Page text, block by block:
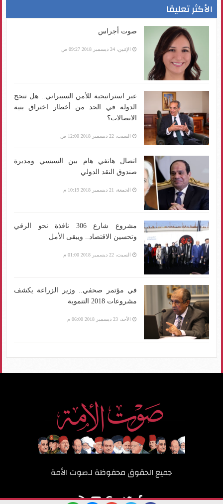
الأكثر تعليقا
صوت أجراس
الإثنين، 24 ديسمبر 2018 09:27 ص
عبر استراتيجية للأمن السيبراني.. هل تنجح
الدولة في الحد من أخطار اختراق بنية
الاتصالات؟
السبت، 22 ديسمبر 2018 12:00 ص
اتصال هاتفي هام بين السيسي ومديرة
صندوق النقد الدولي
الجمعة، 21 ديسمبر 2018 10:19 م
مشروع شارع 306 نافذة نحو الرقي
وتحسين الاقتصاد.. ويبقى الأمل
السبت، 22 ديسمبر 2018 01:00 م
في مؤتمر صحفي.. وزير الزراعة يكشف
مشروعات 2018 التنموية
الأحد، 23 ديسمبر 2018 06:00 م
جميع الحقوق محفوظة لـصوت الأمة